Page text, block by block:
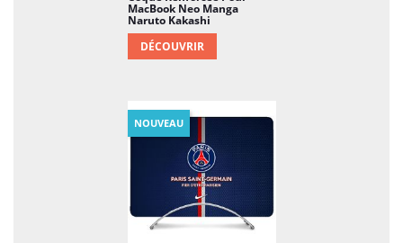
MacBook Neo Manga
Naruto Kakashi
DÉCOUVRIR
NOUVEAU